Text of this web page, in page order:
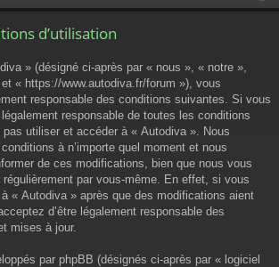
d’utilisation
» (désigné ci-après par « nous », « notre »,
« https://www.autodiva.fr/forum »), vous
responsable des conditions suivantes. Si vous
légalement responsable de toutes les conditions
utiliser et accéder à « Autodiva ». Nous
à n’importe quel moment et nous
de ces modifications, bien que nous vous
par vous-même. En effet, si vous
« Autodiva » après que des modifications aient
d’être légalement responsable des
mises à jour.
par phpBB (désignés ci-après par « logiciel